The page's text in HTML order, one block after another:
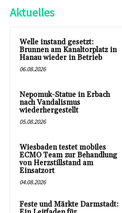
Aktuelles
Welle instand gesetzt:
Brunnen am Kanaltorplatz in
Hanau wieder in Betrieb
06.08.2026
Nepomuk-Statue in Erbach
nach Vandalismus
wiederhergestellt
05.08.2026
Wiesbaden testet mobiles
ECMO Team zur Behandlung
von Herzstillstand am
Einsatzort
04.08.2026
Feste und Märkte Darmstadt: